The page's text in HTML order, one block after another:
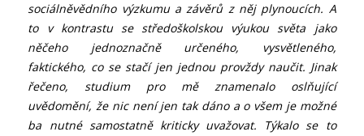
sociálněvědního výzkumu a závěrů z něj plynoucích. A
to v kontrastu se středoškolskou výukou světa jako
něčeho jednoznačně určeného, vysvětleného,
faktického, co se stačí jen jednou provždy naučit. Jinak
řečeno, studium pro mě znamenalo oslňující
uvědomění, že nic není jen tak dáno a o všem je možné
ba nutné samostatně kriticky uvažovat. Týkalo se to